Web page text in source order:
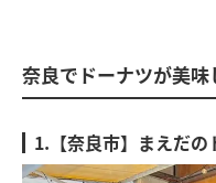
奈良でドーナツが美
1.【奈良市】まえだの